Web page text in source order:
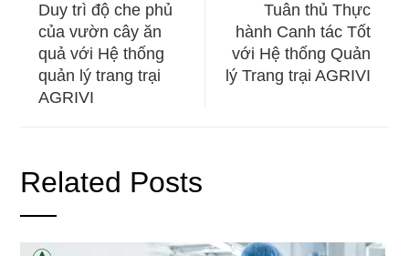
Duy trì độ che phủ
của vườn cây ăn
quả với Hệ thống
quản lý trang trại
AGRIVI
Tuân thủ Thực
hành Canh tác Tốt
với Hệ thống Quản
lý Trang trại AGRIVI
Related Posts